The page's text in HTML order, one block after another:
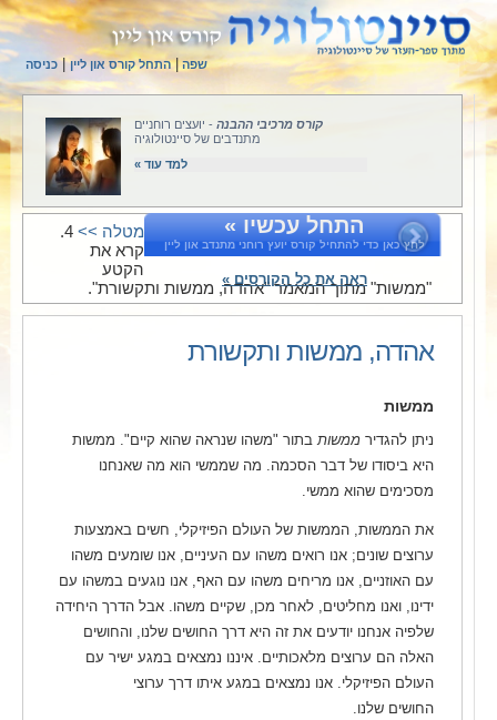
שפה| התחל קורס און ליין | כניסה
קורס מרכיבי ההבנה - יועצים רוחניים
מתנדבים של סיינטולוגיה
למד עוד »
התחל עכשיו »
לחץ כאן כדי להתחיל קורס יועץ רוחני מתנדב און ליין
ראה את כל הקורסים »
מטלה >>
4.
קרא את
הקטע
"ממשות" מתוך המאמר "אהדה, ממשות ותקשורת".
אהדה, ממשות ותקשורת
ממשות
ניתן להגדיר ממשות בתור "משהו שנראה שהוא קיים". ממשות
היא ביסודו של דבר הסכמה. מה שממשי הוא מה שאנחנו
מסכימים שהוא ממשי.
את הממשות, הממשות של העולם הפיזיקלי, חשים באמצעות
ערוצים שונים; אנו רואים משהו עם העיניים, אנו שומעים משהו
עם האוזניים, אנו מריחים משהו עם האף, אנו נוגעים במשהו עם
ידינו, ואנו מחליטים, לאחר מכן, שקיים משהו. אבל הדרך היחידה
שלפיה אנחנו יודעים את זה היא דרך החושים שלנו, והחושים
האלה הם ערוצים מלאכותיים. איננו נמצאים במגע ישיר עם
העולם הפיזיקלי. אנו נמצאים במגע איתו דרך ערוצי
החושים שלנו.